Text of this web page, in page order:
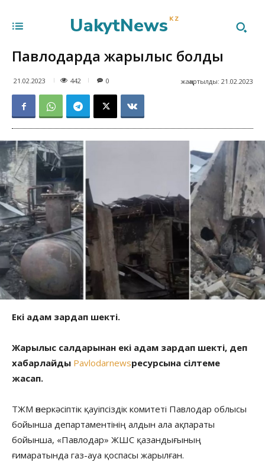
UakytNews KZ
Павлодарда жарылыс болды
21.02.2023 442 жаңартылды: 21.02.2023
0
Екі адам зардап шекті.
Жарылыс салдарынан екі адам зардап шекті, деп
хабарлайды Pavlodarnewsресурсына сілтеме
жасап.
ТЖМ өнеркәсіптік қауіпсіздік комитеті Павлодар облысы
бойынша департаментінің алдын ала ақпараты
бойынша, «Павлодар» ЖШС қазандығының
ғимаратында газ-ауа қоспасы жарылған.